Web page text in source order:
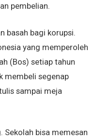
pembelian.
basah bagi korupsi.
yang memperoleh
(Bos) setiap tahun
membeli segenap
sampai meja
Sekolah bisa memesan